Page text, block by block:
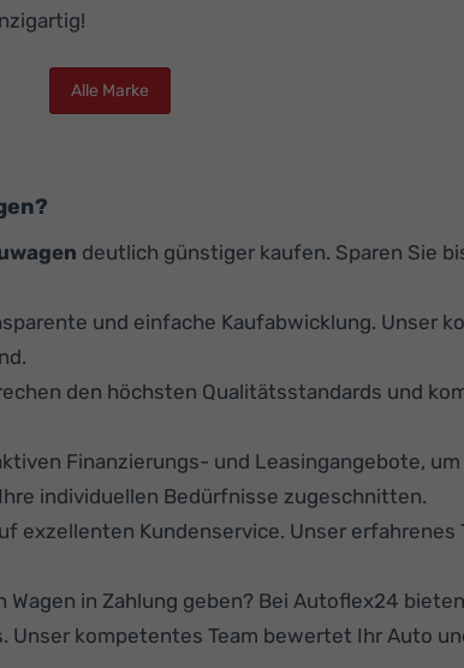
Alle Marke
deutlich günstiger kaufen. Sparen Sie
und einfache Kaufabwicklung. Unser
den höchsten Qualitätsstandards und
Finanzierungs- und Leasingangebote, um
individuellen Bedürfnisse zugeschnitten.
exzellenten Kundenservice. Unser
Wagen in Zahlung geben? Bei Autoflex24
Unser kompetentes Team bewertet Ihr Auto